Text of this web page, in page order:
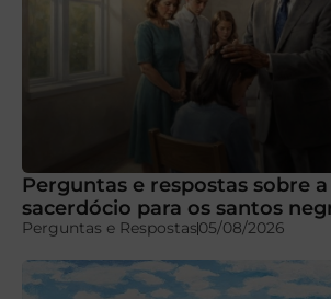
Perguntas e respostas sobre
sacerdócio para os santos
Perguntas e Respostas05/08/2026